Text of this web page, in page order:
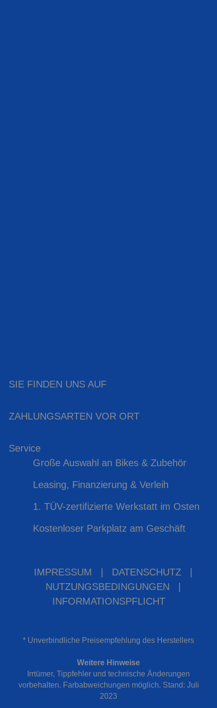
SIE FINDEN UNS AUF
ZAHLUNGSARTEN VOR ORT
Service
Große Auswahl an Bikes & Zubehör
Leasing, Finanzierung & Verleih
1. TÜV-zertifizierte Werkstatt im Osten
Kostenloser Parkplatz am Geschäft
IMPRESSUM DATENSCHUTZ
NUTZUNGSBEDINGUNGEN
INFORMATIONSPFLICHT
* Unverbindliche Preisempfehlung des Herstellers
Weitere Hinweise
Irrtümer, Tippfehler und technische Änderungen
vorbehalten. Farbabweichungen möglich. Stand: Juli
2023